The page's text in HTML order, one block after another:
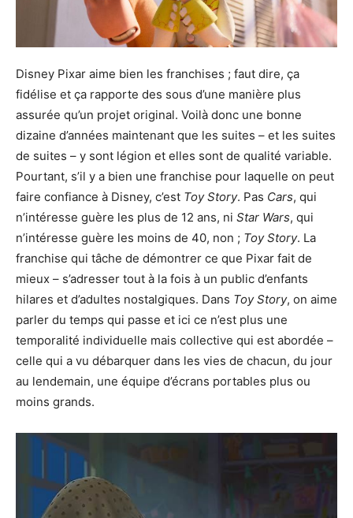
Disney Pixar aime bien les franchises ; faut dire, ça
fidélise et ça rapporte des sous d’une manière plus
assurée qu’un projet original. Voilà donc une bonne
dizaine d’années maintenant que les suites – et les suites
de suites – y sont légion et elles sont de qualité variable.
Pourtant, s’il y a bien une franchise pour laquelle on peut
faire confiance à Disney, c’est Toy Story. Pas Cars, qui
n’intéresse guère les plus de 12 ans, ni Star Wars, qui
n’intéresse guère les moins de 40, non ; Toy Story. La
franchise qui tâche de démontrer ce que Pixar fait de
mieux – s’adresser tout à la fois à un public d’enfants
hilares et d’adultes nostalgiques. Dans Toy Story, on aime
parler du temps qui passe et ici ce n’est plus une
temporalité individuelle mais collective qui est abordée –
celle qui a vu débarquer dans les vies de chacun, du jour
au lendemain, une équipe d’écrans portables plus ou
moins grands.